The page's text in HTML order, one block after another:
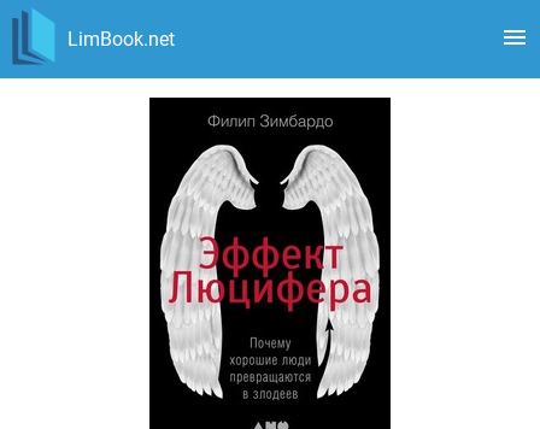
LimBook.net